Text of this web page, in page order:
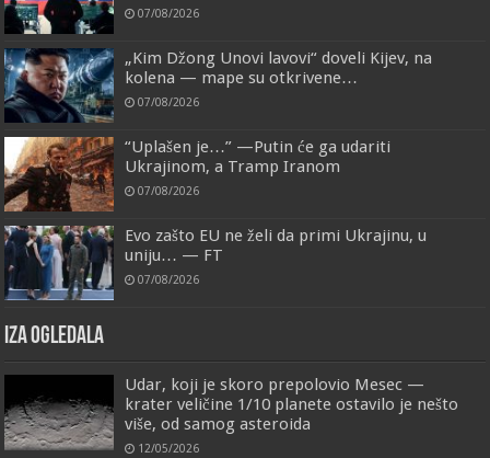
07/08/2026
„Kim Džong Unovi lavovi“ doveli Kijev, na
kolena — mape su otkrivene…
07/08/2026
“Uplašen je…” —Putin će ga udariti
Ukrajinom, a Tramp Iranom
07/08/2026
Evo zašto EU ne želi da primi Ukrajinu, u
uniju… — FT
07/08/2026
IZA OGLEDALA
Udar, koji je skoro prepolovio Mesec —
krater veličine 1/10 planete ostavilo je nešto
više, od samog asteroida
12/05/2026